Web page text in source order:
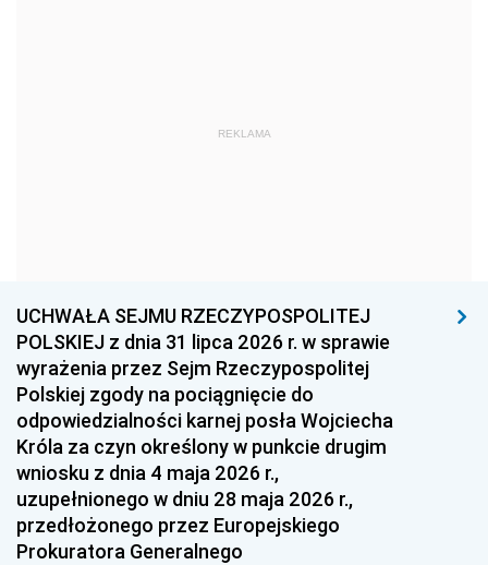
1968
1954 1953 1952
1951 1950 1949
1948 1947
1939 1938 1937
1936 1930
REKLAMA
UCHWAŁA SEJMU RZECZYPOSPOLITEJ
POLSKIEJ z dnia 31 lipca 2026 r. w sprawie
wyrażenia przez Sejm Rzeczypospolitej
Polskiej zgody na pociągnięcie do
odpowiedzialności karnej posła Wojciecha
Króla za czyn określony w punkcie drugim
wniosku z dnia 4 maja 2026 r.,
uzupełnionego w dniu 28 maja 2026 r.,
przedłożonego przez Europejskiego
Prokuratora Generalnego